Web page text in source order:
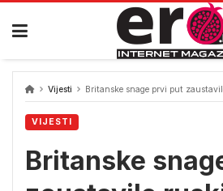
Skip
content
Vijesti Britanske snage prvi put zaustavile ruski
VIJESTI
Britanske